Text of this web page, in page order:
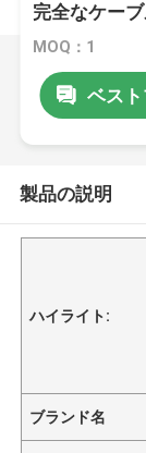
完全なケー
Shimanoのグ
MOQ：1
ベス
製品の説明
ハイライト:
ブランド名